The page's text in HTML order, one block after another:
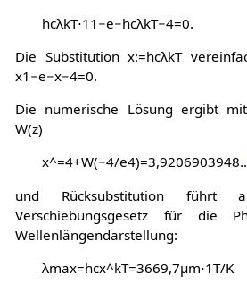
hcλkT⋅1 1 −e−hcλkT−4=0.
Die Substitutionx:=hcλkT
x1 −e−x−4=0.
Die numerische Lösung ergibt
W(z)
x^=4+W(−4/e4)=3,9206903948
und Rücksubstitution führt
Verschiebungsgesetz für die
Wellenlängendarstellung:
λmax=hcx^kT=3669,7μm⋅1T/K